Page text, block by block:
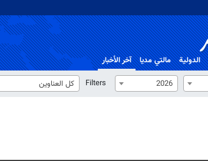
الدولية مالتي مدیا
آخر الأخبار
2026
Filters كل العناوين